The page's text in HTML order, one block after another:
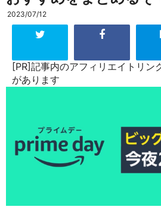
2023/07/12
[PR]記事内のアフィリエイトリン
があります